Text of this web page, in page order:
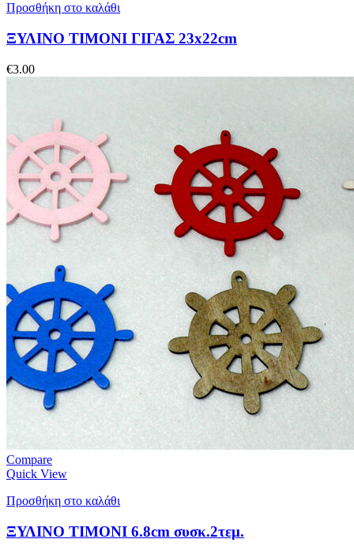
Προσθήκη στο καλάθι
ΞΥΛΙΝΟ ΤΙΜΟΝΙ ΓΙΓΑΣ 23x22cm
€3.00
Compare
Quick View
Προσθήκη στο καλάθι
ΞΥΛΙΝΟ ΤΙΜΟΝΙ 6.8cm συσκ.2τεμ.